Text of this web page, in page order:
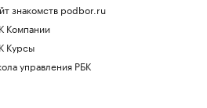
знакомств podbor.ru
Компании
Курсы
управления РБК